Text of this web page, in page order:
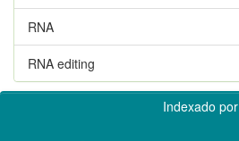
RNA
RNA editing
Indexado por